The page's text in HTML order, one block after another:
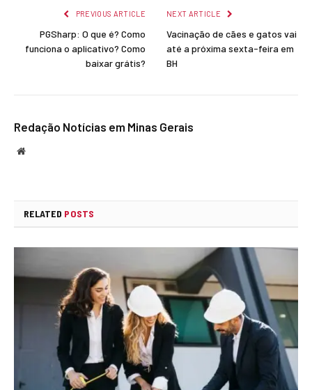
PREVIOUS ARTICLE
PGSharp: O que é? Como
funciona o aplicativo? Como
baixar grátis?
NEXT ARTICLE
Vacinação de cães e gatos vai
até a próxima sexta-feira em
BH
Redação Notícias em Minas Gerais
Website
RELATED POSTS